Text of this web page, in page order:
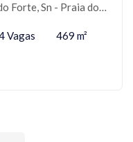
do Forte, Mata de São João-BA
Vagas 469 m²